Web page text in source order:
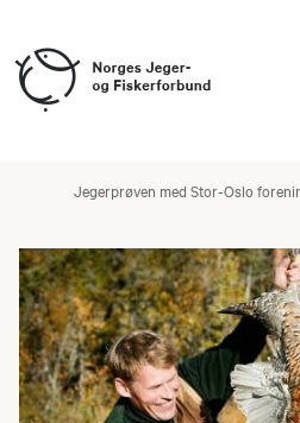
Jegerprøven med Stor-Oslo